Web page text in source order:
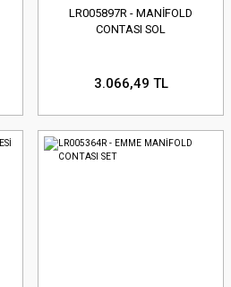
LR005897R - MANİFOLD
CONTASI SOL
3.066,49 TL